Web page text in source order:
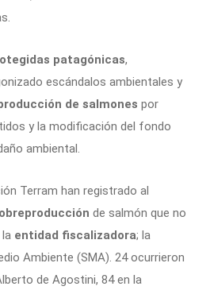
patagónicas,
escándalos ambientales y
de salmones por
y la modificación del fondo
ambiental.
Terram han registrado al
de salmón que no
entidad fiscalizadora; la
Ambiente (SMA). 24 ocurrieron
de Agostini, 84 en la